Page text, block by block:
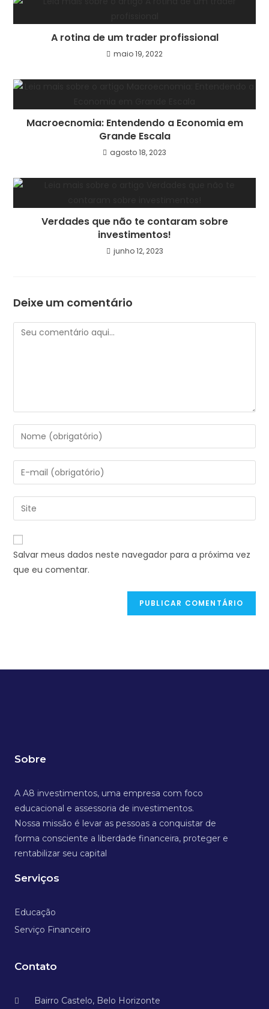
A rotina de um trader profissional
maio 19, 2022
Macroecnomia: Entendendo a Economia em
Grande Escala
agosto 18, 2023
Verdades que não te contaram sobre
investimentos!
junho 12, 2023
Deixe um comentário
Salvar meus dados neste navegador para a próxima vez
que eu comentar.
Sobre
A A8 investimentos, uma empresa com foco
educacional e assessoria de investimentos.
Nossa missão é levar as pessoas a conquistar de
forma consciente a liberdade financeira, proteger e
rentabilizar seu capital
Serviços
Educação
Serviço Financeiro
Contato
Bairro Castelo, Belo Horizonte